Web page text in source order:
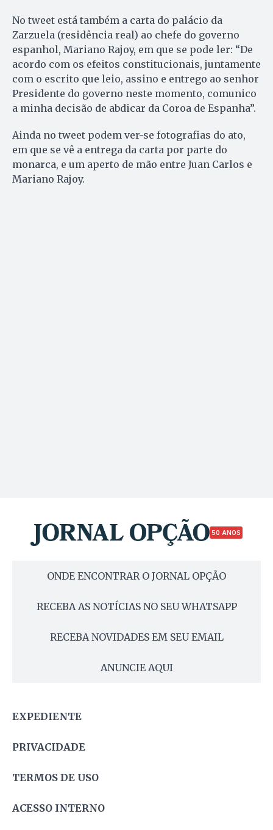
No tweet está também a carta do palácio da
Zarzuela (residência real) ao chefe do governo
espanhol, Mariano Rajoy, em que se pode ler: “De
acordo com os efeitos constitucionais, juntamente
com o escrito que leio, assino e entrego ao senhor
Presidente do governo neste momento, comunico
a minha decisão de abdicar da Coroa de Espanha”.
Ainda no tweet podem ver-se fotografias do ato,
em que se vê a entrega da carta por parte do
monarca, e um aperto de mão entre Juan Carlos e
Mariano Rajoy.
50 ANOS
ONDE ENCONTRAR O JORNAL OPÇÃO
RECEBA AS NOTÍCIAS NO SEU WHATSAPP
RECEBA NOVIDADES EM SEU EMAIL
ANUNCIE AQUI
EXPEDIENTE
PRIVACIDADE
TERMOS DE USO
ACESSO INTERNO